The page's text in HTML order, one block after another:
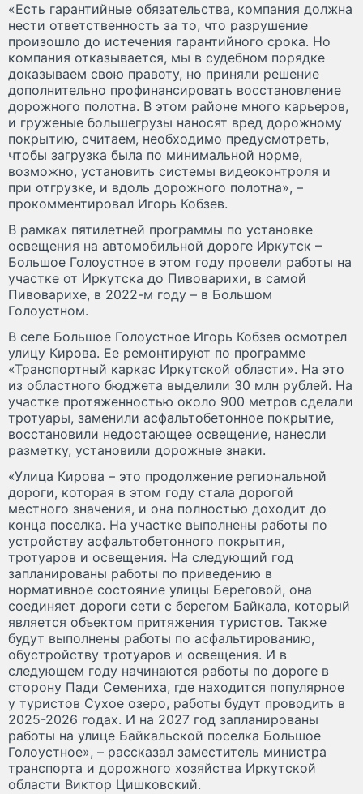
«Есть гарантийные обязательства, компания должна
нести ответственность за то, что разрушение
произошло до истечения гарантийного срока. Но
компания отказывается, мы в судебном порядке
доказываем свою правоту, но приняли решение
дополнительно профинансировать восстановление
дорожного полотна. В этом районе много карьеров,
и груженые большегрузы наносят вред дорожному
покрытию, считаем, необходимо предусмотреть,
чтобы загрузка была по минимальной норме,
возможно, установить системы видеоконтроля и
при отгрузке, и вдоль дорожного полотна», –
прокомментировал Игорь Кобзев.
В рамках пятилетней программы по установке
освещения на автомобильной дороге Иркутск –
Большое Голоустное в этом году провели работы на
участке от Иркутска до Пивоварихи, в самой
Пивоварихе, в 2022-м году – в Большом
Голоустном.
В селе Большое Голоустное Игорь Кобзев осмотрел
улицу Кирова. Ее ремонтируют по программе
«Транспортный каркас Иркутской области». На это
из областного бюджета выделили 30 млн рублей. На
участке протяженностью около 900 метров сделали
тротуары, заменили асфальтобетонное покрытие,
восстановили недостающее освещение, нанесли
разметку, установили дорожные знаки.
«Улица Кирова – это продолжение региональной
дороги, которая в этом году стала дорогой
местного значения, и она полностью доходит до
конца поселка. На участке выполнены работы по
устройству асфальтобетонного покрытия,
тротуаров и освещения. На следующий год
запланированы работы по приведению в
нормативное состояние улицы Береговой, она
соединяет дороги сети с берегом Байкала, который
является объектом притяжения туристов. Также
будут выполнены работы по асфальтированию,
обустройству тротуаров и освещения. И в
следующем году начинаются работы по дороге в
сторону Пади Семениха, где находится популярное
у туристов Сухое озеро, работы будут проводить в
2025-2026 годах. И на 2027 год запланированы
работы на улице Байкальской поселка Большое
Голоустное», – рассказал заместитель министра
транспорта и дорожного хозяйства Иркутской
области Виктор Цишковский.